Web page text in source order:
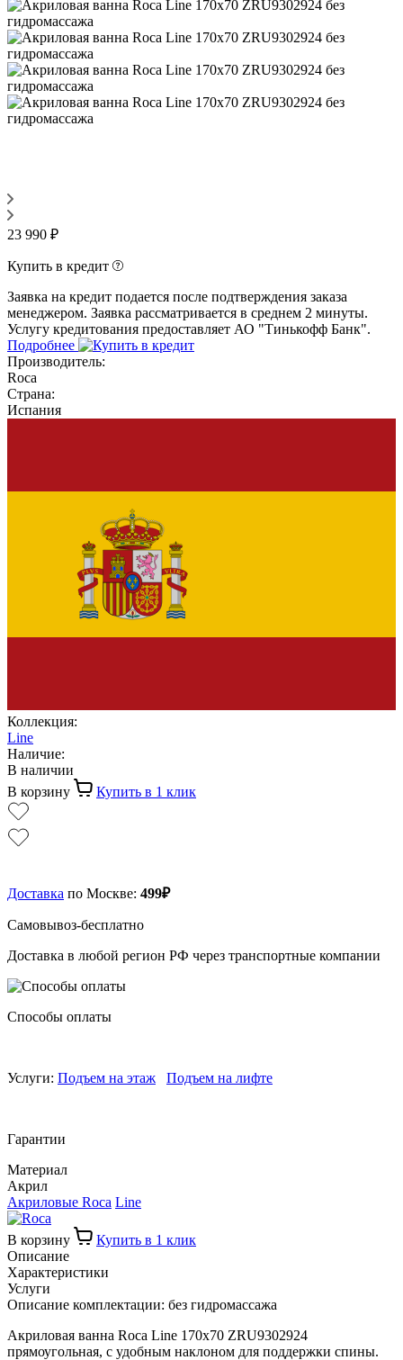
23 990 ₽
Купить в кредит
Заявка на кредит подается после подтверждения заказа
менеджером. Заявка рассматривается в среднем 2 минуты.
Услугу кредитования предоставляет АО "Тинькофф Банк".
Подробнее
Производитель:
Roca
Страна:
Испания
Коллекция:
Line
Наличие:
В наличии
В корзину
Купить в 1 клик
Доставка по Москве: 499₽
Самовывоз-бесплатно
Доставка в любой регион РФ через транспортные компании
Способы оплаты
Услуги: Подъем на этаж Подъем на лифте
Гарантии
Материал
Акрил
Акриловые Roca Line
В корзину
Купить в 1 клик
Описание
Характеристики
Услуги
Описание комплектации: без гидромассажа
Акриловая ванна Roca Line 170x70 ZRU9302924
прямоугольная, с удобным наклоном для поддержки спины.